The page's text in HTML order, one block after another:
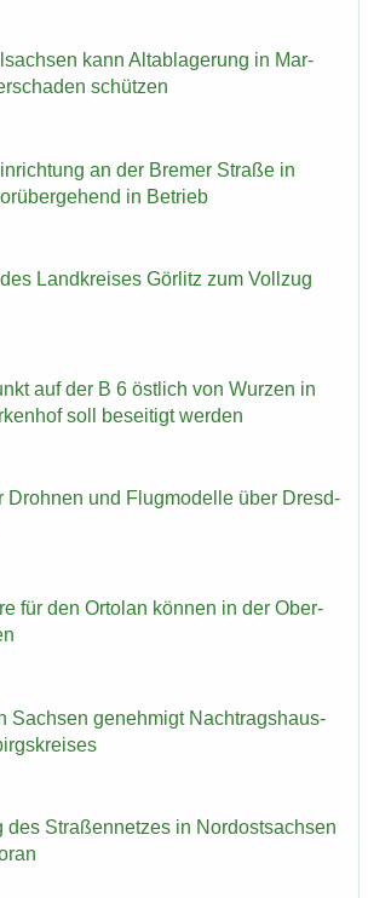
kann Alt­ab­la­ge­rung in Mar­
schüt­zen
an der Bre­mer Stra­ße in
in Be­trieb
Land­krei­ses Gör­litz zum Voll­zug
auf der B 6 öst­lich von Wur­zen in
soll be­sei­tigt wer­den
Droh­nen und Flug­mo­del­le über Dresd­
für den Or­to­lan kön­nen in der Ober­
Sach­sen ge­neh­migt Nach­trags­haus­
des Stra­ßen­net­zes in Nord­ost­sach­sen